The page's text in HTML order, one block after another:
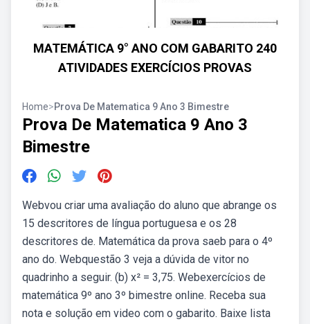
MATEMÁTICA 9° ANO COM GABARITO 240
ATIVIDADES EXERCÍCIOS PROVAS
Home>Prova De Matematica 9 Ano 3 Bimestre
Prova De Matematica 9 Ano 3
Bimestre
Webvou criar uma avaliação do aluno que abrange os
15 descritores de língua portuguesa e os 28
descritores de. Matemática da prova saeb para o 4º
ano do. Webquestão 3 veja a dúvida de vitor no
quadrinho a seguir. (b) x² = 3,75. Webexercícios de
matemática 9º ano 3º bimestre online. Receba sua
nota e solução em video com o gabarito. Baixe lista